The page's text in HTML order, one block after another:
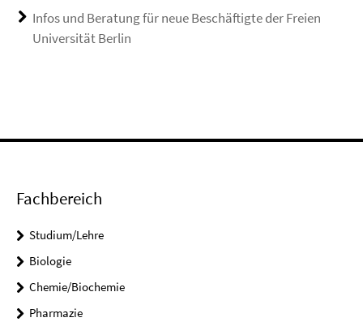
Infos und Beratung für neue Beschäftigte der Freien
Universität Berlin
Fachbereich
Studium/Lehre
Biologie
Chemie/Biochemie
Pharmazie